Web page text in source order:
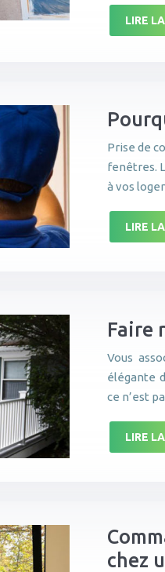
LIRE
Prise de
fenêtres.
à vos
LIRE
Faire
Vous
élégante
ce n’est
LIRE
chez